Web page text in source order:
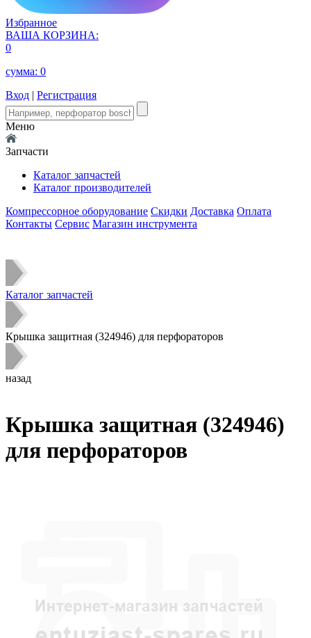
Избранное
ВАША КОРЗИНА:
0
сумма: 0
Вход | Регистрация
Меню
Запчасти
Каталог запчастей
Каталог производителей
Компрессорное оборудование Скидки Доставка Оплата
Контакты Сервис Магазин инструмента
Каталог запчастей
Крышка защитная (324946) для перфораторов
назад
Крышка защитная (324946)
для перфораторов